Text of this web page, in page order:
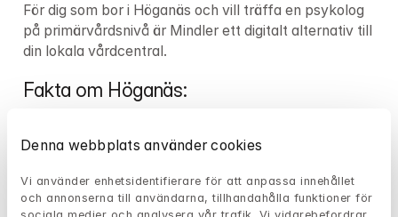
Denna webbplats använder cookies
Vi använder enhetsidentifierare för att anpassa innehållet
och annonserna till användarna, tillhandahålla funktioner för
För dig som bor i Höganäs och vill träffa en psykolog
på primärvårdsnivå är Mindler ett digitalt alternativ till
din lokala vårdcentral.
Fakta om Höganäs:
Kommun: Höganäs kommun
Var kan du som lider av psykisk ohälsa i
Höganäs vända dig?